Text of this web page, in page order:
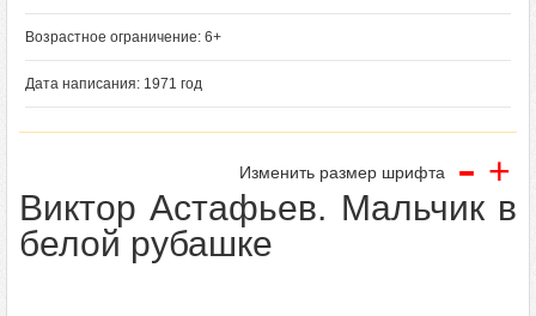
Возрастное ограничение: 6+
Дата написания: 1971 год
Изменить размер шрифта - +
Виктор Астафьев. Мальчик в
белой рубашке